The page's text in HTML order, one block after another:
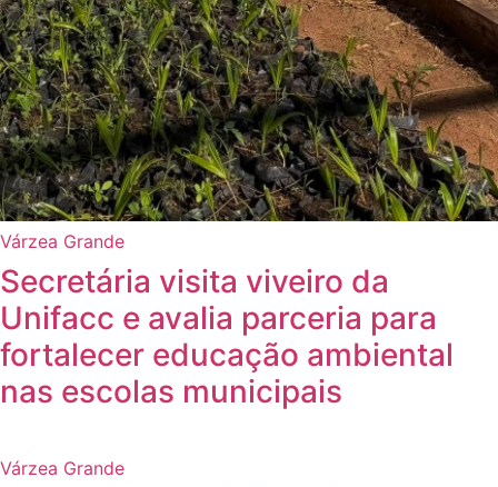
Várzea Grande
Secretária visita viveiro da
Unifacc e avalia parceria para
fortalecer educação ambiental
nas escolas municipais
Várzea Grande